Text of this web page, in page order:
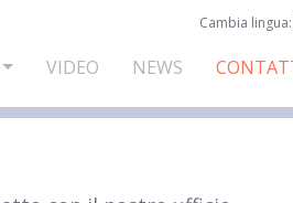
Cambia lingua:
VIDEO NEWS